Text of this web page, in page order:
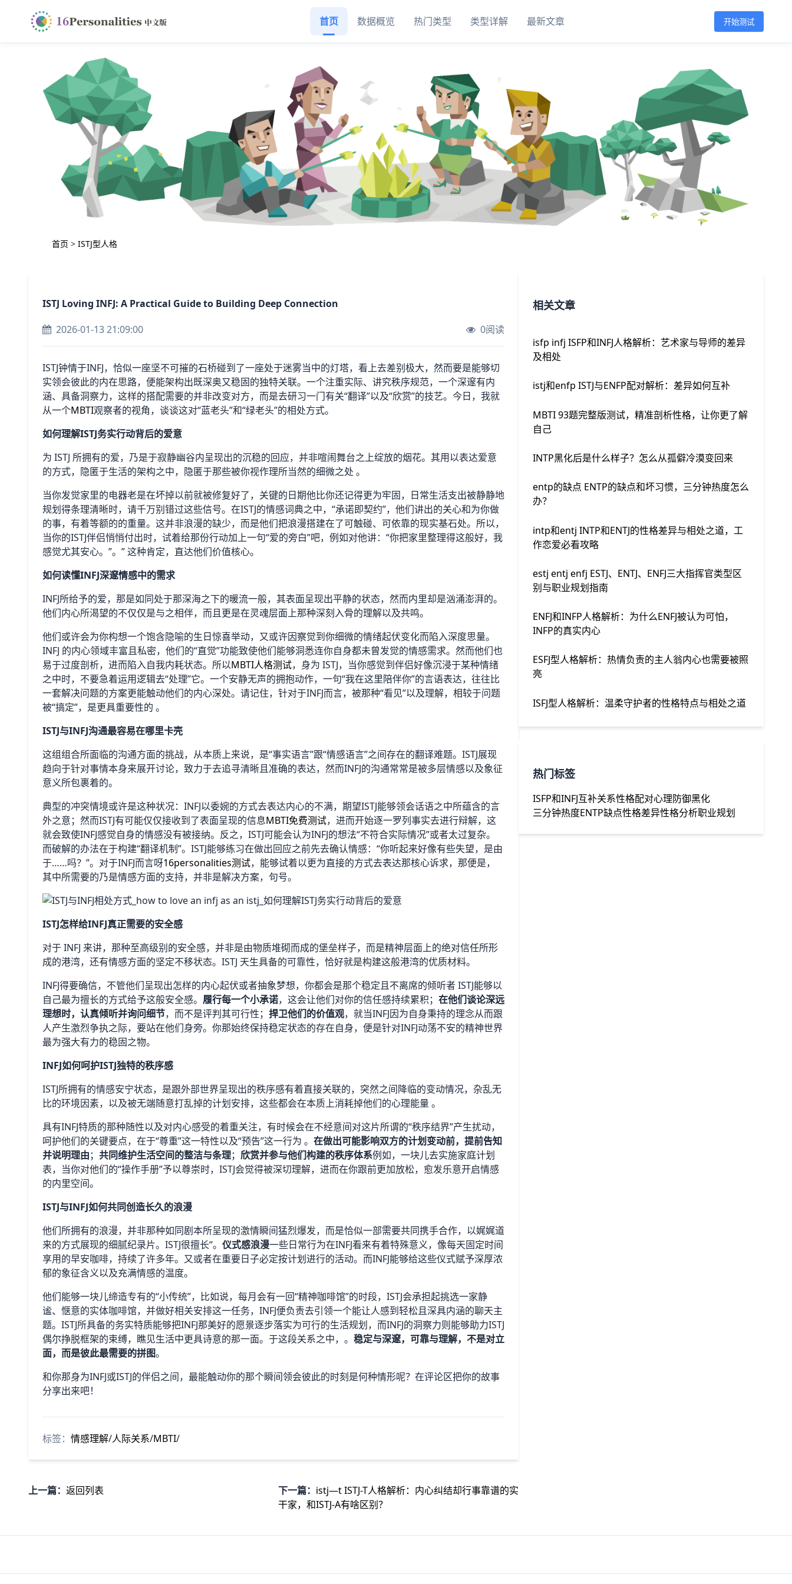
首页 数据概览 热门类型 类型详解 最新文章 开始测试
首页 > ISTJ型人格
ISTJ Loving INFJ: A Practical Guide to Building Deep Connection
2026-01-13 21:09:00
0阅读
ISTJ钟情于INFJ，恰似一座坚不可摧的石桥碰到了一座处于迷雾当中的灯塔，看上去差别极大，然而要是能够切
实领会彼此的内在思路，便能架构出既深奥又稳固的独特关联。一个注重实际、讲究秩序规范，一个深邃有内
涵、具备洞察力，这样的搭配需要的并非改变对方，而是去研习一门有关“翻译”以及“欣赏”的技艺。今日，我就
从一个MBTI观察者的视角，谈谈这对“蓝老头”和“绿老头”的相处方式。
如何理解ISTJ务实行动背后的爱意
为 ISTJ 所拥有的爱，乃是于寂静幽谷内呈现出的沉稳的回应，并非喧闹舞台之上绽放的烟花。其用以表达爱意
的方式，隐匿于生活的架构之中，隐匿于那些被你视作理所当然的细微之处 。
当你发觉家里的电器老是在坏掉以前就被修复好了，关键的日期他比你还记得更为牢固，日常生活支出被静静地
规划得条理清晰时，请千万别错过这些信号。在ISTJ的情感词典之中，“承诺即契约”，他们讲出的关心和为你做
的事，有着等额的的重量。这并非浪漫的缺少，而是他们把浪漫搭建在了可触碰、可依靠的现实基石处。所以，
当你的ISTJ伴侣悄悄付出时，试着给那份行动加上一句“爱的旁白”吧，例如对他讲：“你把家里整理得这般好，我
感觉尤其安心。”。” 这种肯定，直达他们价值核心。
如何读懂INFJ深邃情感中的需求
INFJ所给予的爱，那是如同处于那深海之下的暖流一般，其表面呈现出平静的状态，然而内里却是汹涌澎湃的。
他们内心所渴望的不仅仅是与之相伴，而且更是在灵魂层面上那种深刻入骨的理解以及共鸣。
他们或许会为你构想一个饱含隐喻的生日惊喜举动，又或许因察觉到你细微的情绪起伏变化而陷入深度思量。
INFJ 的内心领域丰富且私密，他们的“直觉”功能致使他们能够洞悉连你自身都未曾发觉的情感需求。然而他们也
易于过度剖析，进而陷入自我内耗状态。所以MBTI人格测试，身为 ISTJ，当你感觉到伴侣好像沉浸于某种情绪
之中时，不要急着运用逻辑去“处理”它。一个安静无声的拥抱动作，一句“我在这里陪伴你”的言语表达，往往比
一套解决问题的方案更能触动他们的内心深处。请记住，针对于INFJ而言，被那种“看见”以及理解，相较于问题
被“搞定”，是更具重要性的 。
ISTJ与INFJ沟通最容易在哪里卡壳
这组组合所面临的沟通方面的挑战，从本质上来说，是“事实语言”跟“情感语言”之间存在的翻译难题。ISTJ展现
趋向于针对事情本身来展开讨论，致力于去追寻清晰且准确的表达，然而INFJ的沟通常常是被多层情感以及象征
意义所包裹着的。
典型的冲突情境或许是这种状况：INFJ以委婉的方式去表达内心的不满，期望ISTJ能够领会话语之中所蕴含的言
外之意；然而ISTJ有可能仅仅接收到了表面呈现的信息MBTI免费测试，进而开始逐一罗列事实去进行辩解，这
就会致使INFJ感觉自身的情感没有被接纳。反之，ISTJ可能会认为INFJ的想法“不符合实际情况”或者太过复杂。
而破解的办法在于构建“翻译机制”。ISTJ能够练习在做出回应之前先去确认情感：“你听起来好像有些失望，是由
于……吗？”。对于INFJ而言呀16personalities测试，能够试着以更为直接的方式去表达那核心诉求，那便是，
其中所需要的乃是情感方面的支持，并非是解决方案，句号。
ISTJ怎样给INFJ真正需要的安全感
对于 INFJ 来讲，那种至高级别的安全感，并非是由物质堆砌而成的堡垒样子，而是精神层面上的绝对信任所形
成的港湾，还有情感方面的坚定不移状态。ISTJ 天生具备的可靠性，恰好就是构建这般港湾的优质材料。
INFJ得要确信，不管他们呈现出怎样的内心起伏或者抽象梦想，你都会是那个稳定且不离席的倾听者 ISTJ能够以
自己最为擅长的方式给予这般安全感。 履行每一个小承诺，这会让他们对你的信任感持续累积； 在他们谈论深远
理想时，认真倾听并询问细节，而不是评判其可行性； 捍卫他们的价值观，就当INFJ因为自身秉持的理念从而跟
人产生激烈争执之际，要站在他们身旁。你那始终保持稳定状态的存在自身，便是针对INFJ动荡不安的精神世界
最为强大有力的稳固之物。
INFJ如何呵护ISTJ独特的秩序感
ISTJ所拥有的情感安宁状态，是跟外部世界呈现出的秩序感有着直接关联的，突然之间降临的变动情况，杂乱无
比的环境因素，以及被无端随意打乱掉的计划安排，这些都会在本质上消耗掉他们的心理能量 。
具有INFJ特质的那种随性以及对内心感受的着重关注，有时候会在不经意间对这片所谓的“秩序结界”产生扰动，
呵护他们的关键要点，在于“尊重”这一特性以及“预告”这一行为 。 在做出可能影响双方的计划变动前，提前告知
并说明理由； 共同维护生活空间的整洁与条理； 欣赏并参与他们构建的秩序体系例如，一块儿去实施家庭计划
表，当你对他们的“操作手册”予以尊崇时，ISTJ会觉得被深切理解，进而在你跟前更加放松，愈发乐意开启情感
的内里空间。
ISTJ与INFJ如何共同创造长久的浪漫
他们所拥有的浪漫，并非那种如同剧本所呈现的激情瞬间猛烈爆发，而是恰似一部需要共同携手合作，以娓娓道
来的方式展现的细腻纪录片。ISTJ很擅长“。 仪式感浪漫一些日常行为在INFJ看来有着特殊意义，像每天固定时间
享用的早安咖啡，持续了许多年。又或者在重要日子必定按计划进行的活动。而INFJ能够给这些仪式赋予深厚浓
郁的象征含义以及充满情感的温度。
他们能够一块儿缔造专有的“小传统”，比如说，每月会有一回“精神咖啡馆”的时段，ISTJ会承担起挑选一家静
谧、惬意的实体咖啡馆，并做好相关安排这一任务，INFJ便负责去引领一个能让人感到轻松且深具内涵的聊天主
题。ISTJ所具备的务实特质能够把INFJ那美好的愿景逐步落实为可行的生活规划，而INFJ的洞察力则能够助力ISTJ
偶尔挣脱框架的束缚，瞧见生活中更具诗意的那一面。于这段关系之中，。 稳定与深邃，可靠与理解，不是对立
面，而是彼此最需要的拼图。
和你那身为INFJ或ISTJ的伴侣之间，最能触动你的那个瞬间领会彼此的时刻是何种情形呢？在评论区把你的故事
分享出来吧！
标签： 情感理解/人际关系/MBTI/
上一篇： 返回列表 下一篇： istj—t ISTJ-T人格解析：内心纠结却行事靠谱的实
干家，和ISTJ-A有啥区别？
相关文章
isfp infj ISFP和INFJ人格解析：艺术家与导师的差异
及相处
istj和enfp ISTJ与ENFP配对解析：差异如何互补
MBTI 93题完整版测试，精准剖析性格，让你更了解
自己
INTP黑化后是什么样子？怎么从孤僻冷漠变回来
entp的缺点 ENTP的缺点和坏习惯，三分钟热度怎么
办？
intp和entj INTP和ENTJ的性格差异与相处之道，工
作恋爱必看攻略
estj entj enfj ESTJ、ENTJ、ENFJ三大指挥官类型区
别与职业规划指南
ENFJ和INFP人格解析：为什么ENFJ被认为可怕，
INFP的真实内心
ESFJ型人格解析：热情负责的主人翁内心也需要被照
亮
ISFJ型人格解析：温柔守护者的性格特点与相处之道
热门标签
ISFP和INFJ互补关系性格配对心理防御黑化
三分钟热度ENTP缺点性格差异性格分析职业规划